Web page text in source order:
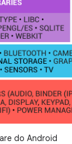
do Android